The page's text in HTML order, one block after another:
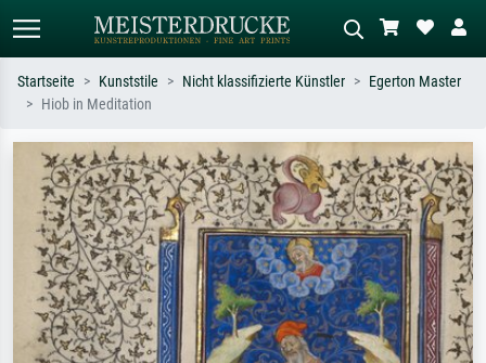
Suchen Sie nach Künstlern, Werktiteln
oder Stilen – z.B. Monet,
Sternennacht, Impressionismus, Welle
Hokusai, Akt.
Beschreiben Sie die Szene – z.B. Grüne
Wiese, Abstrakt mit viel Rot, Dunkles
Ölgemälde, Stehender Akt neben einem
Baum.
Startseite Kunststile Nicht klassifizierte Künstler
Egerton Master
Hiob in Meditation